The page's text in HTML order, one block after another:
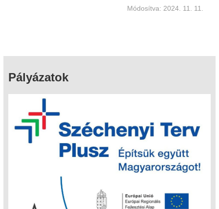
Módosítva: 2024. 11. 11.
Pályázatok